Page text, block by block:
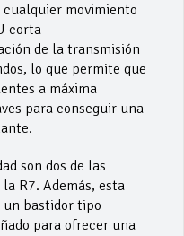
cualquier movimiento
corta
de la transmisión
lo que permite que
a máxima
para conseguir una
son dos de las
R7. Además, esta
bastidor tipo
para ofrecer una